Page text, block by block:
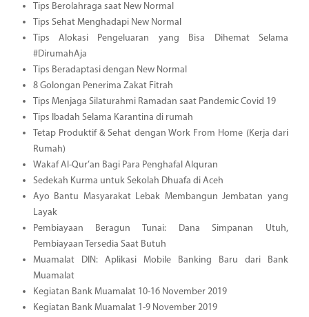
Tips Berolahraga saat New Normal
Tips Sehat Menghadapi New Normal
Tips Alokasi Pengeluaran yang Bisa Dihemat Selama
#DirumahAja
Tips Beradaptasi dengan New Normal
8 Golongan Penerima Zakat Fitrah
Tips Menjaga Silaturahmi Ramadan saat Pandemic Covid 19
Tips Ibadah Selama Karantina di rumah
Tetap Produktif & Sehat dengan Work From Home (Kerja dari
Rumah)
Wakaf Al-Qur’an Bagi Para Penghafal Alquran
Sedekah Kurma untuk Sekolah Dhuafa di Aceh
Ayo Bantu Masyarakat Lebak Membangun Jembatan yang
Layak
Pembiayaan Beragun Tunai: Dana Simpanan Utuh,
Pembiayaan Tersedia Saat Butuh
Muamalat DIN: Aplikasi Mobile Banking Baru dari Bank
Muamalat
Kegiatan Bank Muamalat 10-16 November 2019
Kegiatan Bank Muamalat 1-9 November 2019